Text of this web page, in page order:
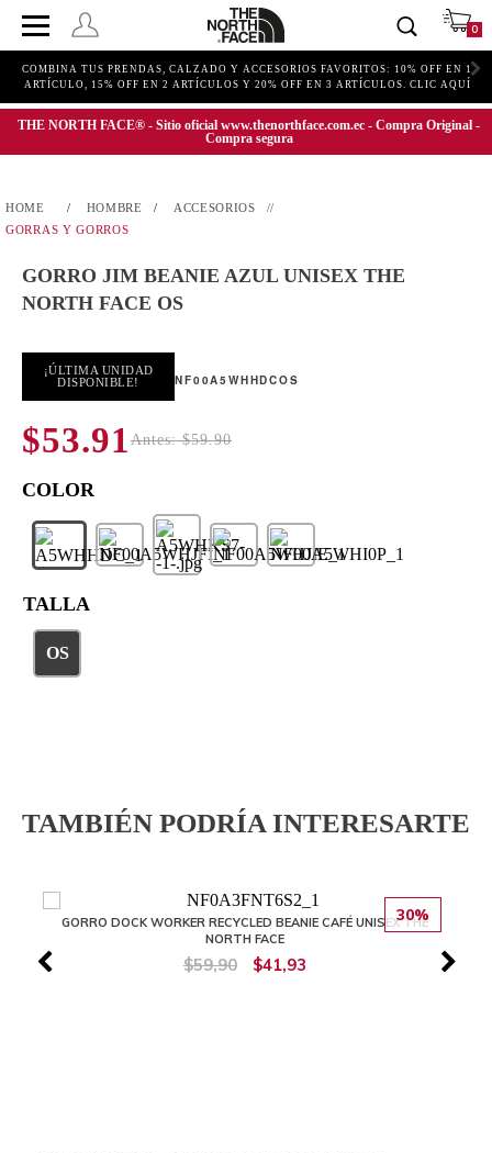
0
COMBINA TUS PRENDAS, CALZADO Y ACCESORIOS FAVORITOS: 10% OFF EN 1
ARTÍCULO, 15% OFF EN 2 ARTÍCULOS Y 20% OFF EN 3 ARTÍCULOS. CLIC AQUÍ
THE NORTH FACE® - Sitio oficial www.thenorthface.com.ec - Compra Original -
Compra segura
HOMBRE
ACCESORIOS
GORRAS Y GORROS
GORRO JIM BEANIE AZUL UNISEX THE
NORTH FACE OS
¡ÚLTIMA UNIDAD
DISPONIBLE!
NF00A5WHHDCOS
$53.91 Antes: $59.90
TALLA
OS
TAMBIÉN PODRÍA INTERESARTE
30%
GORRO DOCK WORKER RECYCLED BEANIE CAFÉ UNISEX THE
NORTH FACE
$59,90 $41,93